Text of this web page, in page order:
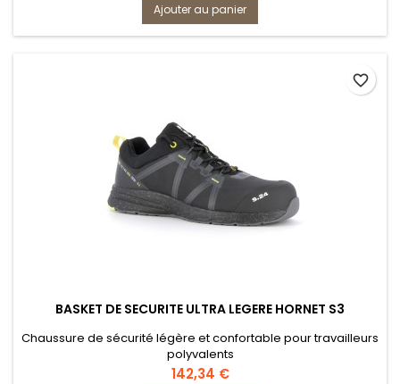
Ajouter au panier
BASKET DE SECURITE ULTRA LEGERE HORNET S3
Chaussure de sécurité légère et confortable pour travailleurs
polyvalents
Prix
142,34 €
favorite_border